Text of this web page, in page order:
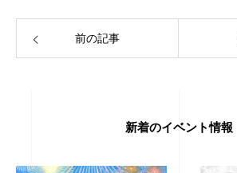
前の記事
新着のイベント情報